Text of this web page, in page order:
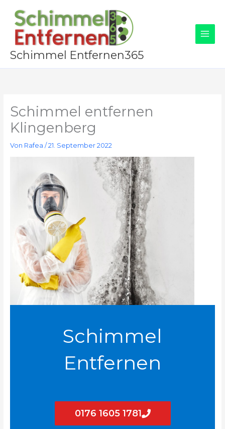
Inhalt
springen
Schimmel Entfernen365
Schimmel entfernen
Klingenberg
Von Rafea /21. September 2022
Schimmel
Entfernen
0176 1605 1781